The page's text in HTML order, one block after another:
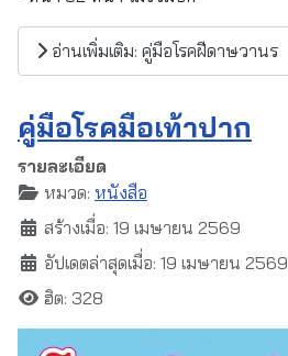
อ่านเพิ่มเติม: คู่มือโรคฝีดาษวานร
คู่มือโรคมือเท้าปาก
รายละเอียด
หมวด: หนังสือ
สร้างเมื่อ: 19 เมษายน 2569
อัปเดตล่าสุดเมื่อ: 19 เมษายน 2569
ฮิต: 328